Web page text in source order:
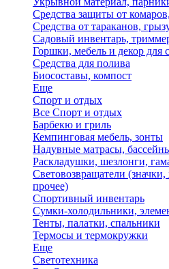
Средства защиты от
Средства от тараканов,
Садовый инвентарь,
Горшки, мебель и декор для
Средства для полива
Биосоставы, компост
Еще
Спорт и отдых
Все Спорт и отдых
Барбекю и гриль
Кемпинговая мебель, зонты
Надувные матрасы,
Раскладушки, шезлонги,
Световозвращатели
прочее)
Спортивный инвентарь
Сумки-холодильники,
Тенты, палатки, спальники
Термосы и термокружки
Еще
Светотехника